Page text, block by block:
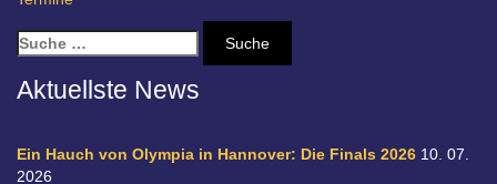
S
u
c
n
a
Aktuellste News
Ein Hauch von Olympia in Hannover: Die Finals 2026 10. 07.
2026